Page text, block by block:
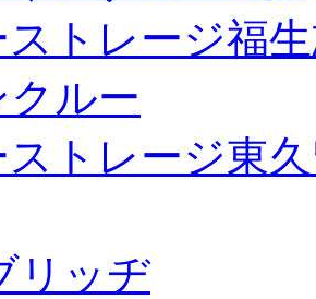
トレージ福
クルー
トレージ東
リッヂ